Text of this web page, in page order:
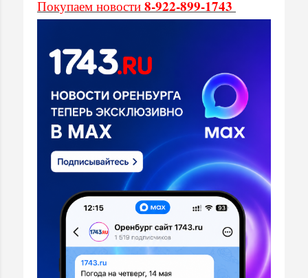
Покупаем новости 8-922-899-1743